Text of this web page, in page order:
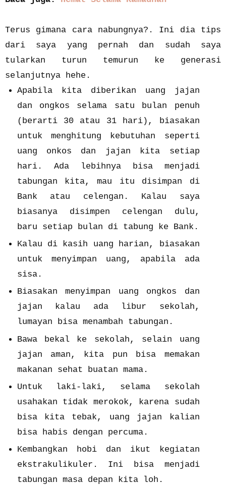
Terus gimana cara nabungnya?. Ini dia tips
dari saya yang pernah dan sudah saya
tularkan turun temurun ke generasi
selanjutnya hehe.
Apabila kita diberikan uang jajan
dan ongkos selama satu bulan penuh
(berarti 30 atau 31 hari), biasakan
untuk menghitung kebutuhan seperti
uang onkos dan jajan kita setiap
hari. Ada lebihnya bisa menjadi
tabungan kita, mau itu disimpan di
Bank atau celengan. Kalau saya
biasanya disimpen celengan dulu,
baru setiap bulan di tabung ke Bank.
Kalau di kasih uang harian, biasakan
untuk menyimpan uang, apabila ada
sisa.
Biasakan menyimpan uang ongkos dan
jajan kalau ada libur sekolah,
lumayan bisa menambah tabungan.
Bawa bekal ke sekolah, selain uang
jajan aman, kita pun bisa memakan
makanan sehat buatan mama.
Untuk laki-laki, selama sekolah
usahakan tidak merokok, karena sudah
bisa kita tebak, uang jajan kalian
bisa habis dengan percuma.
Kembangkan hobi dan ikut kegiatan
ekstrakulikuler. Ini bisa menjadi
tabungan masa depan kita loh.